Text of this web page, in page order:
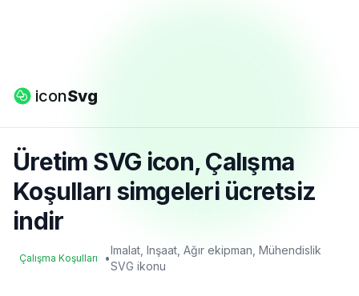
iconSvg
Üretim SVG icon, Çalışma
Koşulları simgeleri ücretsiz
indir
Çalışma Koşulları •
Imalat, Inşaat, Ağır ekipman, Mühendislik
SVG ikonu